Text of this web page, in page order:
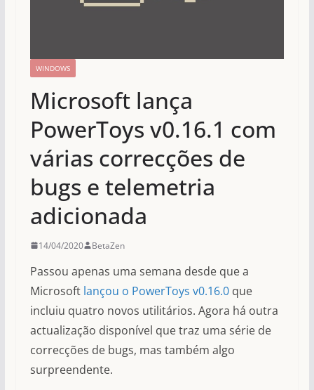
WINDOWS
Microsoft lança
PowerToys v0.16.1 com
várias correcções de
bugs e telemetria
adicionada
14/04/2020 BetaZen
Passou apenas uma semana desde que a
Microsoft lançou o PowerToys v0.16.0que
incluiu quatro novos utilitários. Agora há outra
actualização disponível que traz uma série de
correcções de bugs, mas também algo
surpreendente.